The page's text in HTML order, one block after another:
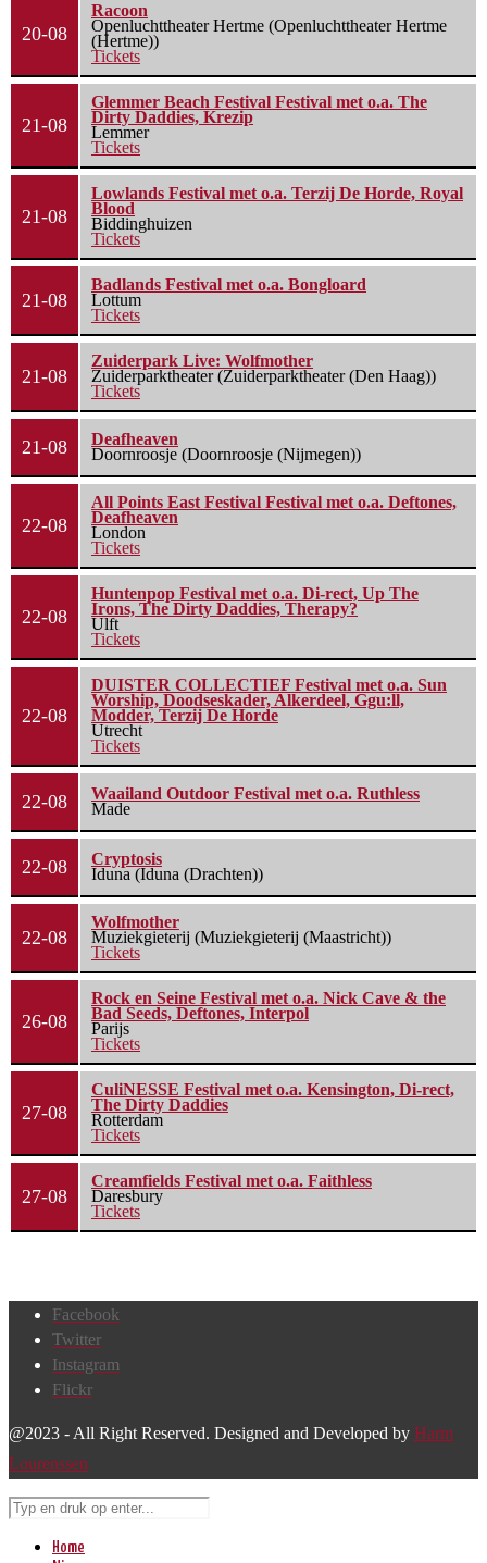
20-08
Racoon
Openluchttheater Hertme (Openluchttheater Hertme
(Hertme))
Tickets
21-08
Glemmer Beach Festival Festival met o.a. The
Dirty Daddies, Krezip
Lemmer
Tickets
21-08
Lowlands Festival met o.a. Terzij De Horde, Royal
Blood
Biddinghuizen
Tickets
21-08
Badlands Festival met o.a. Bongloard
Lottum
Tickets
21-08
Zuiderpark Live: Wolfmother
Zuiderparktheater (Zuiderparktheater (Den Haag))
Tickets
21-08
Deafheaven
Doornroosje (Doornroosje (Nijmegen))
22-08
All Points East Festival Festival met o.a. Deftones,
Deafheaven
London
Tickets
22-08
Huntenpop Festival met o.a. Di-rect, Up The
Irons, The Dirty Daddies, Therapy?
Ulft
Tickets
22-08
DUISTER COLLECTIEF Festival met o.a. Sun
Worship, Doodseskader, Alkerdeel, Ggu:ll,
Modder, Terzij De Horde
Utrecht
Tickets
22-08
Waailand Outdoor Festival met o.a. Ruthless
Made
22-08
Cryptosis
Iduna (Iduna (Drachten))
22-08
Wolfmother
Muziekgieterij (Muziekgieterij (Maastricht))
Tickets
26-08
Rock en Seine Festival met o.a. Nick Cave & the
Bad Seeds, Deftones, Interpol
Parijs
Tickets
27-08
CuliNESSE Festival met o.a. Kensington, Di-rect,
The Dirty Daddies
Rotterdam
Tickets
27-08
Creamfields Festival met o.a. Faithless
Daresbury
Tickets
Facebook
Twitter
Instagram
Flickr
@2023 - All Right Reserved. Designed and Developed by Harm
Lourenssen
Home